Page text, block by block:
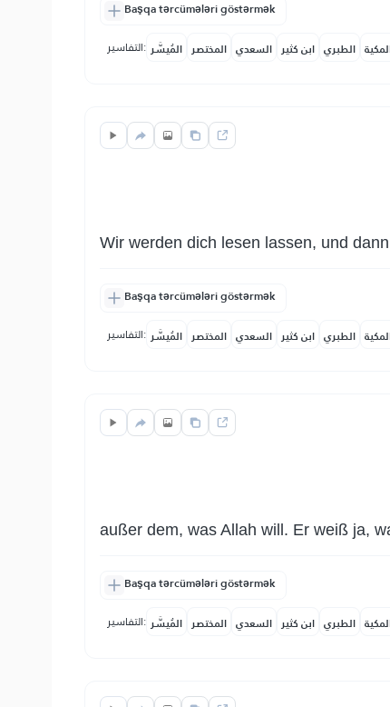
Başqa tərcümələri göstərmək
التفاسير: المُيسَّر المختصر السعدي ابن كثير الطبري
Wir werden dich lesen lassen, und
Başqa tərcümələri göstərmək
التفاسير: المُيسَّر المختصر السعدي ابن كثير الطبري
außer dem, was Allah will. Er weiß ja,
Başqa tərcümələri göstərmək
التفاسير: المُيسَّر المختصر السعدي ابن كثير الطبري